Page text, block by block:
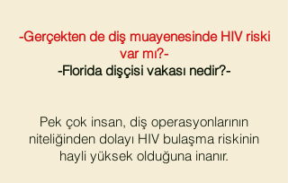
-Gerçekten de diş muayenesinde HIV riski
var mı?-
-Florida dişçisi vakası nedir?-
Pek çok insan, diş operasyonlarının
niteliğinden dolayı HIV bulaşma riskinin
hayli yüksek olduğuna inanır.